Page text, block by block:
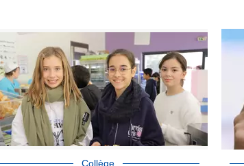
Collège